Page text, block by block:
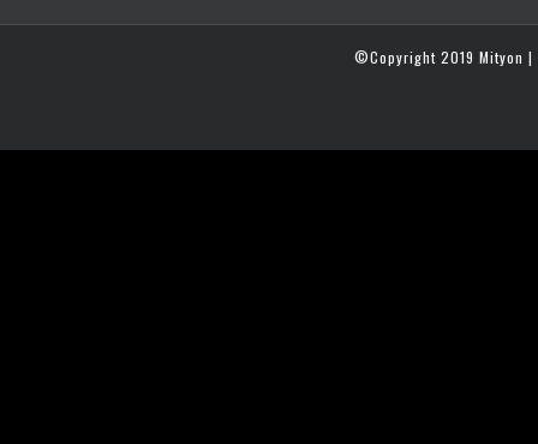
©Copyright 2019 Mityon